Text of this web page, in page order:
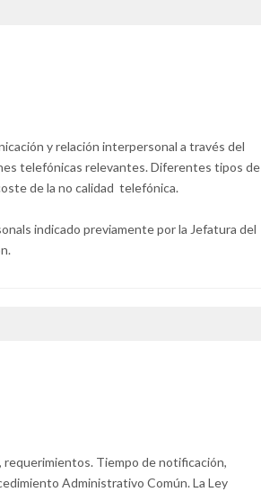
y relación interpersonal a través del
telefónicas relevantes. Diferentes tipos de
de la no calidad telefónica.
indicado previamente por la Jefatura del
Tiempo de notificación,
Administrativo Común. La Ley